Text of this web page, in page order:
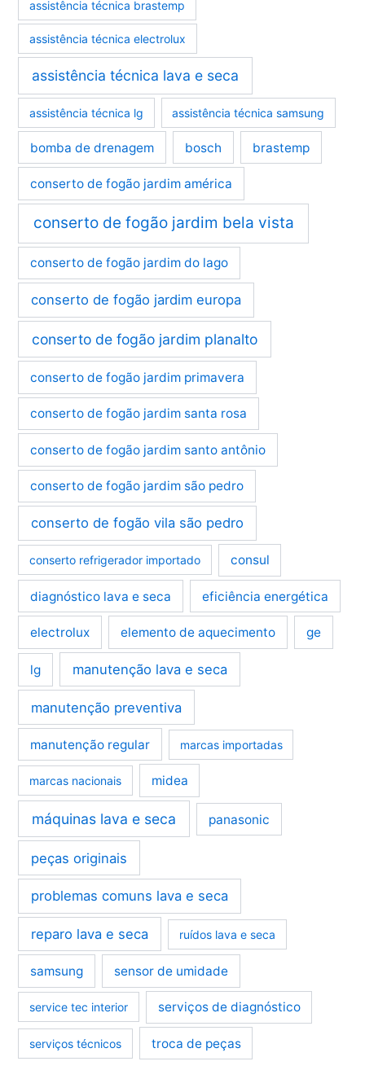
assistência técnica brastemp
assistência técnica electrolux
assistência técnica lava e seca
assistência técnica lg assistência técnica samsung
bomba de drenagem bosch brastemp
conserto de fogão jardim américa
conserto de fogão jardim bela vista
conserto de fogão jardim do lago
conserto de fogão jardim europa
conserto de fogão jardim planalto
conserto de fogão jardim primavera
conserto de fogão jardim santa rosa
conserto de fogão jardim santo antônio
conserto de fogão jardim são pedro
conserto de fogão vila são pedro
conserto refrigerador importado consul
diagnóstico lava e seca eficiência energética
electrolux elemento de aquecimento ge
lg manutenção lava e seca
manutenção preventiva
manutenção regular marcas importadas
marcas nacionais midea
máquinas lava e seca panasonic
peças originais
problemas comuns lava e seca
reparo lava e seca ruídos lava e seca
samsung sensor de umidade
service tec interior serviços de diagnóstico
serviços técnicos troca de peças